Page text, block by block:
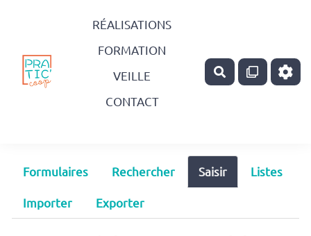
Aller au contenu principal
RÉALISATIONS
FORMATION
VEILLE
CONTACT
Rechercher
Formulaires Rechercher Saisir Listes
Importer Exporter